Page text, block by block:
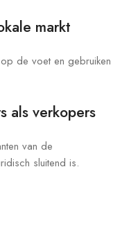
markt
de voet en gebruiken
als verkopers
van de
sluitend is.